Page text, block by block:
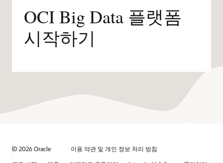
OCI Big Data 플랫폼
시작하기
© 2026 Oracle
이용 약관 및 개인 정보 처리 방침